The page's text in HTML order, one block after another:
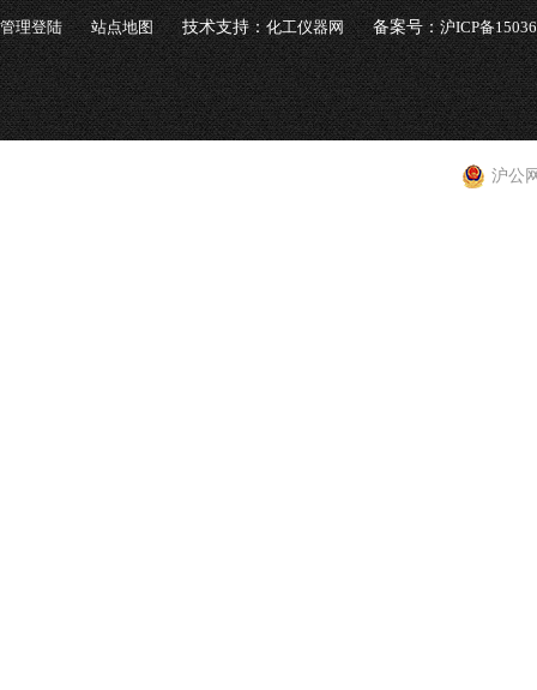
管理登陆 站点地图 技术支持：化工仪器网 备案号：沪ICP备
沪公